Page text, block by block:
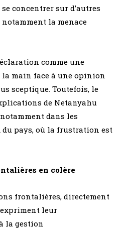
concentrer sur d’autres
la menace
comme une
main face à une opinion
sceptique. Toutefois, le
de Netanyahu
dans les
pays, où la frustration est
en colère
frontalières, directement
leur
la gestion